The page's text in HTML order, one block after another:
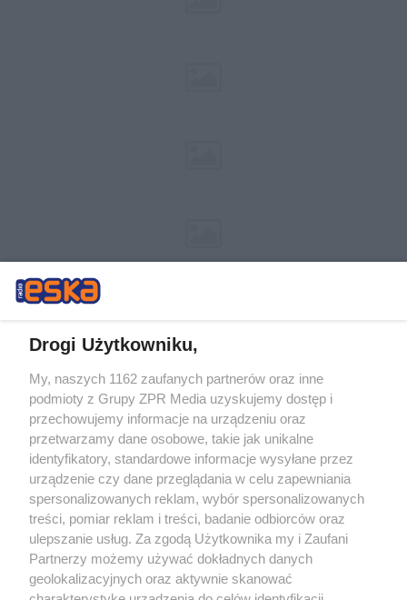
Żaden utwór zamieszczony w serwisie nie może być powielany i
rozpowszechniany lub dalej rozpowszechniany w jakikolwiek sposób (w
tym także elektroniczny lub mechaniczny) na jakimkolwiek polu
eksploatacji w jakiejkolwiek formie, włącznie z umieszczaniem w
Internecie bez pisemnej zgody właściciela praw. Jakiekolwiek użycie lub
wykorzystanie utworów w całości lub w części z naruszeniem prawa,
tzn. bez właściwej zgody, jest zabronione pod groźbą kary i może być
ścigane prawnie.
Drogi Użytkowniku,
My, naszych 1162 zaufanych partnerów oraz inne
podmioty z Grupy ZPR Media uzyskujemy dostęp i
przechowujemy informacje na urządzeniu oraz
przetwarzamy dane osobowe, takie jak unikalne
identyfikatory, standardowe informacje wysyłane przez
urządzenie czy dane przeglądania w celu zapewniania
spersonalizowanych reklam, wybór spersonalizowanych
treści, pomiar reklam i treści, badanie odbiorców oraz
ulepszanie usług. Za zgodą Użytkownika my i Zaufani
Partnerzy możemy używać dokładnych danych
geolokalizacyjnych oraz aktywnie skanować